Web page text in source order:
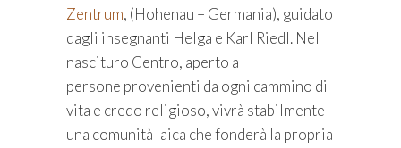
Zentrum, (Hohenau – Germania), guidato
dagli insegnanti Helga e Karl Riedl. Nel
nascituro Centro, aperto a
persone provenienti da ogni cammino di
vita e credo religioso, vivrà stabilmente
una comunità laica che fonderà la propria